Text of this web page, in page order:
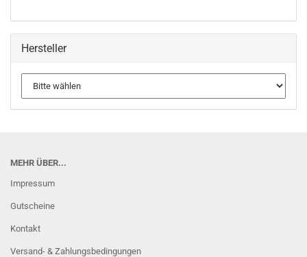
Hersteller
MEHR ÜBER...
Impressum
Gutscheine
Kontakt
Versand- & Zahlungsbedingungen